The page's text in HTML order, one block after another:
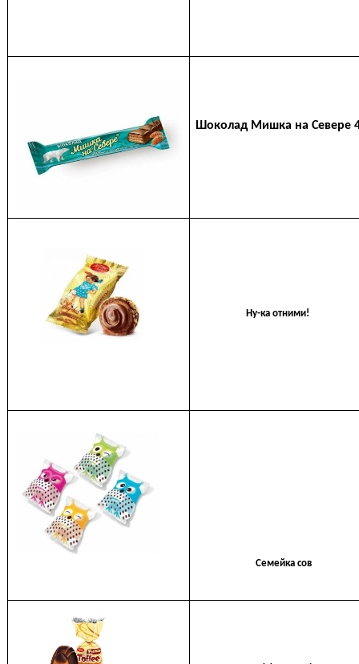
Шоколад Мишка на
Ну-ка отними!
Семейка сов